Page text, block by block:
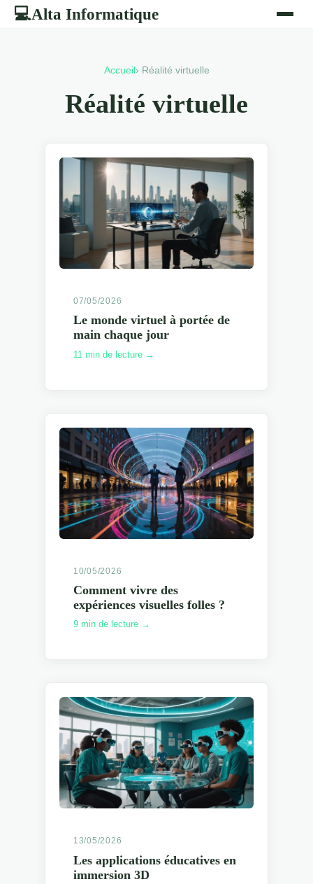
💻Alta Informatique
Accueil › Réalité virtuelle
Réalité virtuelle
07/05/2026
Le monde virtuel à portée de
main chaque jour
11 min de lecture →
10/05/2026
Comment vivre des
expériences visuelles folles ?
9 min de lecture →
13/05/2026
Les applications éducatives en
immersion 3D